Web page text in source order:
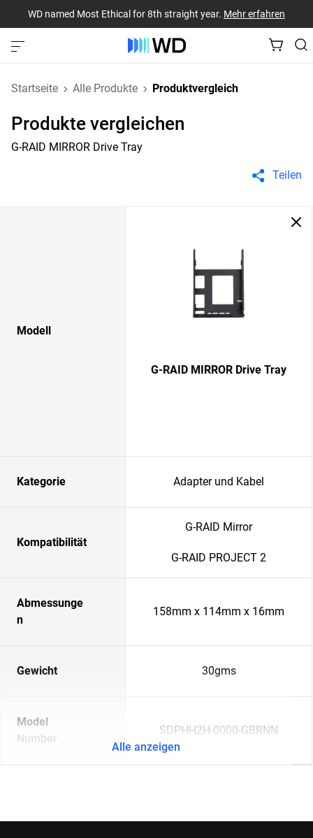
WD named Most Ethical for 8th straight year. Mehr erfahren
Startseite Alle Produkte Produktvergleich
Produkte vergleichen
G-RAID MIRROR Drive Tray
Teilen
Modell
G-RAID MIRROR Drive Tray
Kategorie Adapter und Kabel
Kompatibilität
G-RAID Mirror
G-RAID PROJECT 2
Abmessunge
n
158mm x 114mm x 16mm
Gewicht 30gms
Model
Number
SDPHH2H-0000-GBRNN
Alle anzeigen